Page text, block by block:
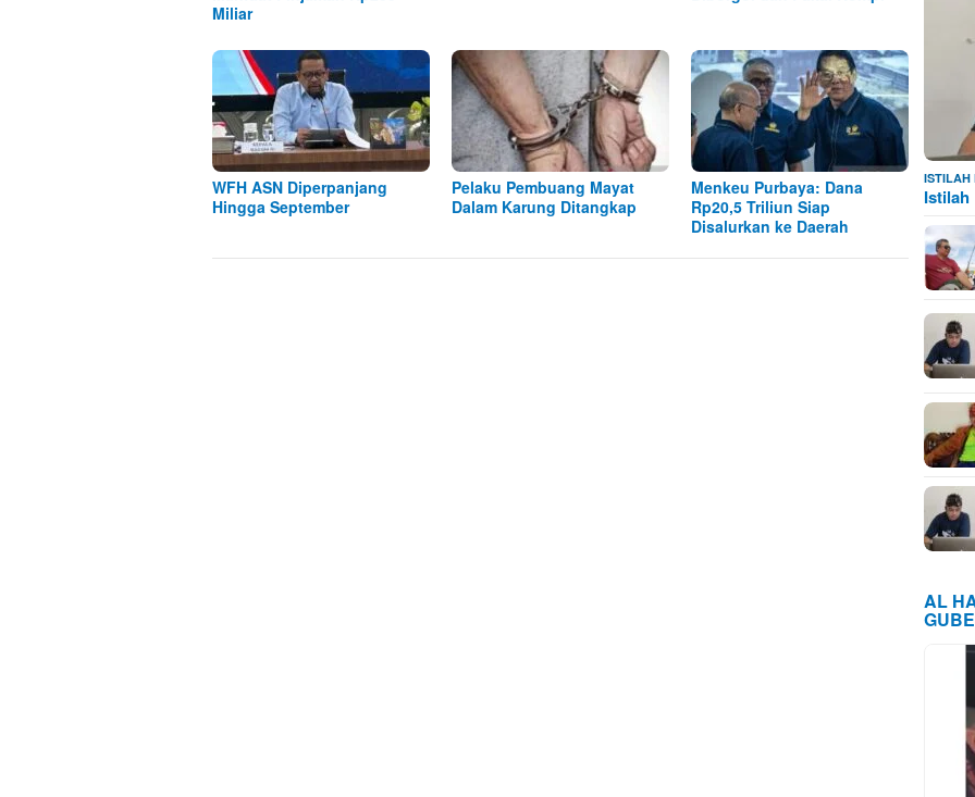
Miliar
WFH ASN Diperpanjang
Hingga September
Pelaku Pembuang Mayat
Dalam Karung Ditangkap
Menkeu Purbaya: Dana
Rp20,5 Triliun Siap
Disalurkan ke Daerah
ISTILAH
Istilah
AL